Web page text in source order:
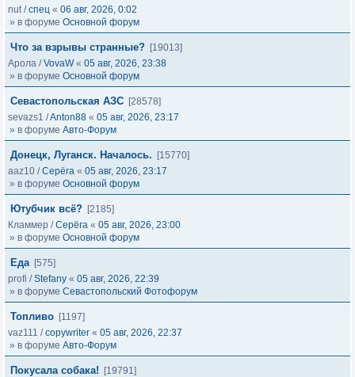
nut/спец « 06 авг, 2026, 0:02
» в форуме Основной форум
Что за взрывы странные? [19013]
Арола /VovaW« 05 авг, 2026, 23:38
» в форуме Основной форум
Севастопольская АЗС [28578]
sevazs1 /Anton88 « 05 авг, 2026, 23:17
» в форуме Авто-Форум
Донецк, Луганск. Началось.
[15770]
aaz10 /Серёга « 05 авг, 2026, 23:17
» в форуме Основной форум
Ютубчик всё? [2185]
Кламмер /Серёга « 05 авг, 2026, 23:00
» в форуме Основной форум
Еда [575]
profi /Stefany « 05 авг, 2026, 22:39
» в форуме Севастопольский Фотофорум
Топливо [1197]
vaz111 /copywriter « 05 авг, 2026, 22:37
» в форуме Авто-Форум
Покусала собака!
[19791]